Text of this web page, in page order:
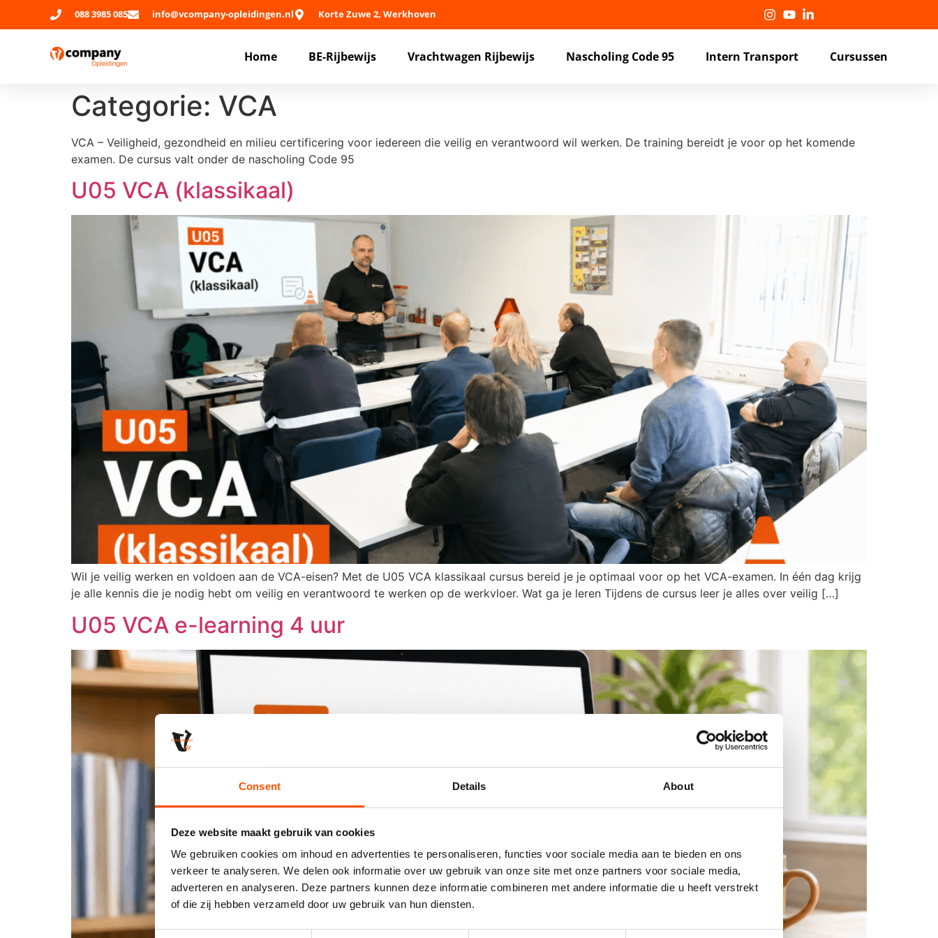
Consent Details About
Deze website maakt gebruik van cookies
We gebruiken cookies om inhoud en advertenties te personaliseren, functies voor sociale media aan te bieden en ons
verkeer te analyseren. We delen ook informatie over uw gebruik van onze site met onze partners voor sociale media,
adverteren en analyseren. Deze partners kunnen deze informatie combineren met andere informatie die u heeft verstrekt
of die zij hebben verzameld door uw gebruik van hun diensten.
088 3985 085 info@vcompany-opleidingen.nl Korte Zuwe 2, Werkhoven
Home BE-Rijbewijs Vrachtwagen Rijbewijs Nascholing Code 95 Intern Transport Cursussen
Categorie: VCA
VCA – Veiligheid, gezondheid en milieu certificering voor iedereen die veilig en verantwoord wil werken. De training bereidt je voor op het komende
examen. De cursus valt onder de nascholing Code 95
U05 VCA (klassikaal)
Wil je veilig werken en voldoen aan de VCA-eisen? Met de U05 VCA klassikaal cursus bereid je je optimaal voor op het VCA-examen. In één dag krijg
je alle kennis die je nodig hebt om veilig en verantwoord te werken op de werkvloer. Wat ga je leren Tijdens de cursus leer je alles over veilig […]
U05 VCA e-learning 4 uur